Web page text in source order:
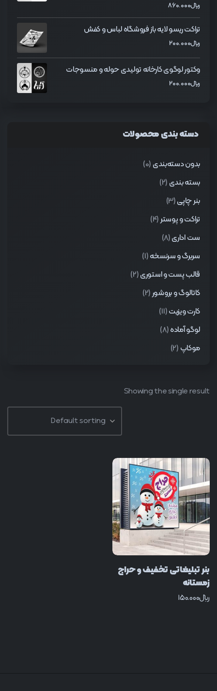
﷼860.000
تراکت ریسو لایه باز فروشگاه لباس و کفش
﷼200.000
وکتور لوگوی کارخانه تولیدی حوله و منسوجات
﷼200.000
دسته بندی محصولات
بدون دسته‌بندی (0)
بسته بندی (2)
بنر چاپی(3)
تراکت و پوستر(4)
ست اداری(8)
سربرگ و سرنسخه(1)
قالب پست و استوری(2)
کاتالوگ و بروشور(2)
کارت ویزیت(11)
لوگو آماده(8)
موکاپ (2)
Showing the single result
بنر تبلیغاتی تخفیف و حراج
زمستانه
﷼150.000